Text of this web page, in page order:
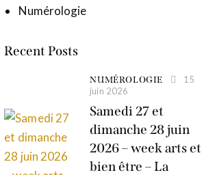
Numérologie
Recent Posts
NUMÉROLOGIE
15
juin 2026
Samedi 27 et
dimanche 28 juin
2026 – week arts et
bien être – La